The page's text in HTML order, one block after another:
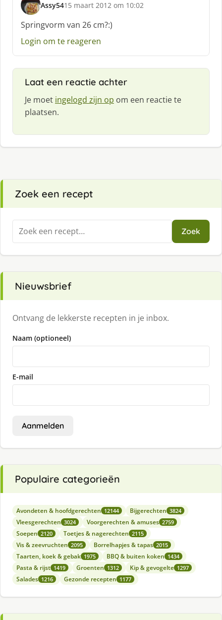
Assy54
s
c
h
r
15 maart 2012 om 10:02
Springvorm van 26 cm?:)
Login om te reageren
Laat een reactie achter
Je moet ingelogd zijn op om een reactie te
plaatsen.
Zoek een recept
Zoeken
naar:
Zoek
Nieuwsbrief
Ontvang de lekkerste recepten in je inbox.
Naam (optioneel)
E-mail
Aanmelden
Populaire categorieën
Avondeten & hoofdgerechten 12144 Bijgerechten 3824
Vleesgerechten 3024 Voorgerechten & amuses 2759
Soepen 2120 Toetjes & nagerechten 2115
Vis & zeevruchten 2095 Borrelhapjes & tapas 2015
Taarten, koek & gebak 1975 BBQ & buiten koken 1434
Pasta & rijst 1419 Groenten 1312 Kip & gevogelte 1297
Salades 1216 Gezonde recepten 1177